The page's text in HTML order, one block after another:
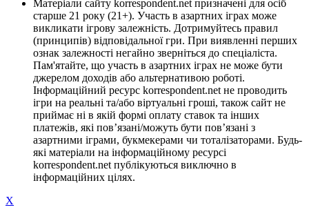
Матеріали сайту korrespondent.net призначені для осіб
старше 21 року (21+). Участь в азартних іграх може
викликати ігрову залежність. Дотримуйтесь правил
(принципів) відповідальної гри. При виявленні перших
ознак залежності негайно зверніться до спеціаліста.
Пам'ятайте, що участь в азартних іграх не може бути
джерелом доходів або альтернативою роботі.
Інформаційний ресурс korrespondent.net не проводить
ігри на реальні та/або віртуальні гроші, також сайт не
приймає ні в якій формі оплату ставок та інших
платежів, які пов’язані/можуть бути пов’язані з
азартними іграми, букмекерами чи тоталізаторами. Будь-
які матеріали на інформаційному ресурсі
korrespondent.net публікуються виключно в
інформаційних цілях.
X